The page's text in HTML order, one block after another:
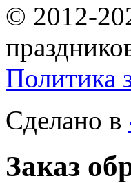
© 2012-
Политика
Сделано в
Заказ